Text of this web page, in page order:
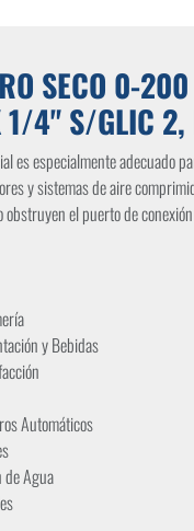
SECO 0-
1/4" S/GLIC 2,
es especialmente adecuado
y sistemas de aire
el puerto de
y Bebidas
Automáticos
de Agua